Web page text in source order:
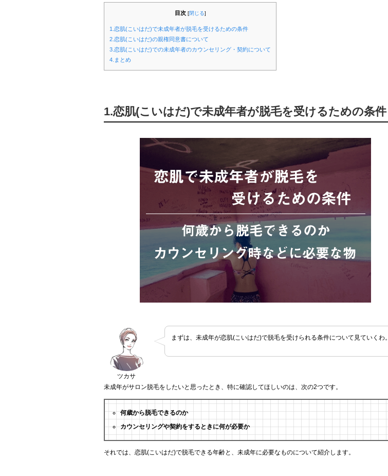
目次 [閉じる]
1.恋肌(こいはだ)で未成年者が脱毛を受けるための条件
2.恋肌(こいはだ)の親権同意書について
3.恋肌(こいはだ)での未成年者のカウンセリング・契約について
4.まとめ
1.恋肌(こいはだ)で未成年者が脱毛を受けるための条件
ツカサ
まずは、未成年が恋肌(こいはだ)で脱毛を受けられる条件について見ていくわ。
未成年がサロン脱毛をしたいと思ったとき、特に確認してほしいのは、次の2つです。
何歳から脱毛できるのか
カウンセリングや契約をするときに何が必要か
それでは、恋肌(こいはだ)で脱毛できる年齢と、未成年に必要なものについて紹介します。